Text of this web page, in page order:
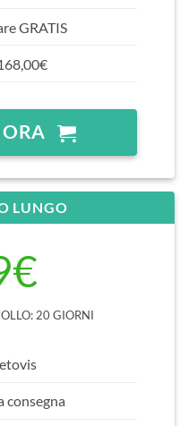
GRATIS
LUNGO
20 GIORNI
consegna